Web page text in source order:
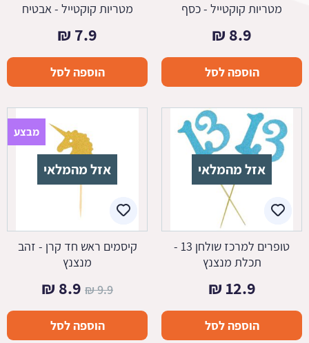
מטריות קוקטייל - כסף
8.9
₪
הוספה לסל
מטריות קוקטייל - אבטיח
7.9
₪
הוספה לסל
אזל מהמלאי
טופרים למרכז שולחן 13 -
תכלת מנצנץ
12.9
₪
הוספה לסל
אזל מהמלאי
מבצע
קיסמים ראש חד קרן - זהב
מנצנץ
9.9
₪ המחיר
המקורי
היה:
8.9
₪
הנוכחי
הוספה לסל